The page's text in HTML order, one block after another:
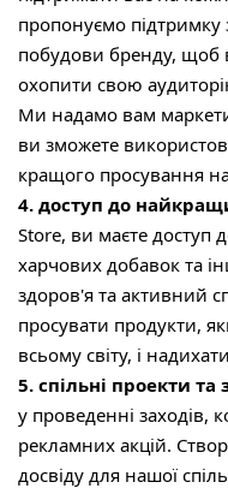
пропонуємо підтримку
побудови бренду, щоб
охопити свою
Ми надамо вам
ви зможете
кращого просування
4. доступ до
Store, ви маєте доступ
харчових добавок та
здоров'я та активний
просувати продукти,
всьому світу, і
5. спільні проекти та
у проведенні заходів,
рекламних акцій.
досвіду для нашої